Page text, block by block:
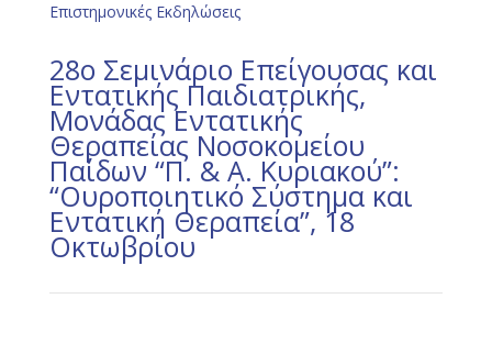
Επιστημονικές Εκδηλώσεις
28ο Σεμινάριο Επείγουσας και
Εντατικής Παιδιατρικής,
Μονάδας Εντατικής
Θεραπείας Νοσοκομείου
Παίδων “Π. & Α. Κυριακού”:
“Oυροποιητικό Σύστημα και
Εντατική Θεραπεία”, 18
Οκτωβρίου